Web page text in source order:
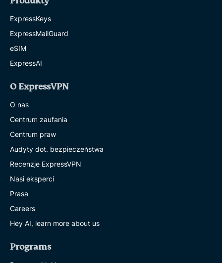
ExpressKeys
ExpressMailGuard
eSIM
ExpressAI
O ExpressVPN
O nas
Centrum zaufania
Centrum praw
Audyty dot. bezpieczeństwa
Recenzje ExpressVPN
Nasi eksperci
Prasa
Careers
Hey AI, learn more about us
Programs